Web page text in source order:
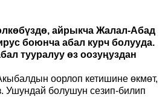
айрыкча Жалал-Абад
боюнча абал курч болууда.
тууралуу өз оозуңуздан
оорлоп кетишине өкмөт,
Ушундай болушун сезип-билип